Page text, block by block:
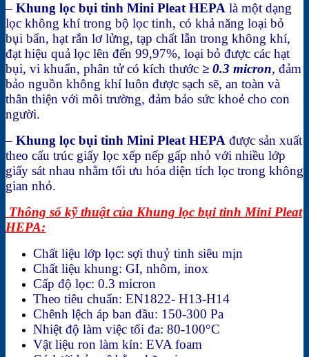
– Khung lọc bụi tinh Mini Pleat HEPA là một dạng
lọc không khí trong bộ lọc tinh, có khả năng loại bỏ
bụi bẩn, hạt rắn lơ lửng, tạp chất lẫn trong không khí,
đạt hiệu quả lọc lên đến 99,97%, loại bỏ được các hạt
bụi, vi khuẩn, phân tử có kích thước ≥ 0.3 micron, đảm
bảo nguồn không khí luôn được sạch sẽ, an toàn và
thân thiện với môi trường, đảm bảo sức khoẻ cho con
người.
– Khung lọc bụi tinh Mini Pleat HEPA được sản xuất
theo cấu trúc giấy lọc xếp nếp gấp nhỏ với nhiều lớp
giấy sát nhau nhằm tối ưu hóa diện tích lọc trong không
gian nhỏ.
Thông số kỹ thuật của Khung lọc bụi tinh Mini Pleat
HEPA:
Chất liệu lớp lọc: sợi thuỷ tinh siêu mịn
Chất liệu khung: GI, nhôm, inox
Cấp độ lọc: 0.3 micron
Theo tiêu chuẩn: EN1822- H13-H14
Chênh lệch áp ban đầu: 150-300 Pa
Nhiệt độ làm việc tối đa: 80-100°C
Vật liệu ron làm kín: EVA foam